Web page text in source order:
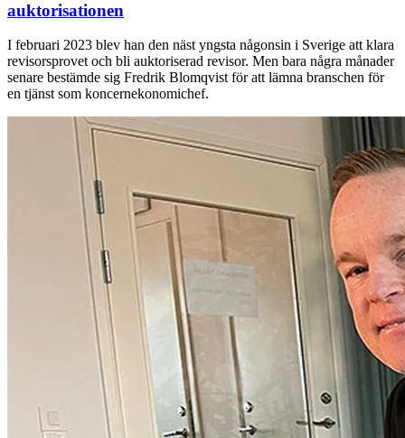
auktorisationen
I februari 2023 blev han den näst yngsta någonsin i Sverige att klara
revisorsprovet och bli auktoriserad revisor. Men bara några månader
senare bestämde sig Fredrik Blomqvist för att lämna branschen för
en tjänst som koncernekonomichef.